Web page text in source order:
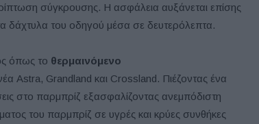
σύγκρουσης. Η ασφάλεια αυξάνεται επίσης
δάχτυλα του οδηγού μέσα σε δευτερόλεπτα.
όπως το θερμαινόμενο
Astra, Grandland και Crossland. Πιέζοντας ένα
στο παρμπρίζ εξασφαλίζοντας ανεμπόδιστη
του παρμπρίζ σε υγρές και κρύες συνθήκες